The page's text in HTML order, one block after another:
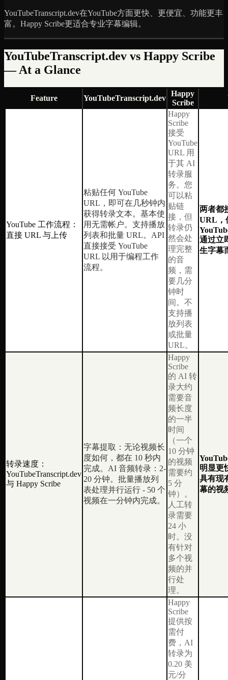
YouTubeTranscript.dev在YouTube方面更快、更便宜、功能更丰
富。Happy Scribe更适合专业字幕编辑。
YouTubeTranscript.dev vs Happy Scribe
— At a Glance
Feature YouTubeTranscript.dev
Happy
Scribe
YouTube 工作流程：
直接 URL 与上传
粘贴任何 YouTube
URL，即可在几秒钟内
获得转录文本。基本使
用无需帐户。支持播放
列表和批量 URL。API
直接接受 YouTube
URL 以用于编程工作
流程。
Happy
Scribe
接受
YouTube
URL 用
于其 AI
转录服
务。您
可以粘
贴链
接，但
转录仍
然会处
理完整
的音
频，需
要几分
钟时
间。不
支持播
放列表
或批量
URL。
两者都
URL，
通过立
生字幕
转录速度：
YouTubeTranscript.dev
与 Happy Scribe
字幕提取：无论视频长
度如何，都在 10 秒内
完成。AI 音频转录：2-
20 分钟。批量播放列
表处理并行运行 - 50 个
视频在一分钟内完成。
Happy
Scribe
的 AI 转
录大约
需要音
频长度
的一半
时间
（一个
10 分钟
的视频
需要约
5 分
钟）。
人工转
录需要
24 小
时。没
有针对
多个视
频的并
行处
理。
明显更
具有现
幕的视
Happy
Scribe
提供按
需付
费，AI
转录为
0.20 美
元/分